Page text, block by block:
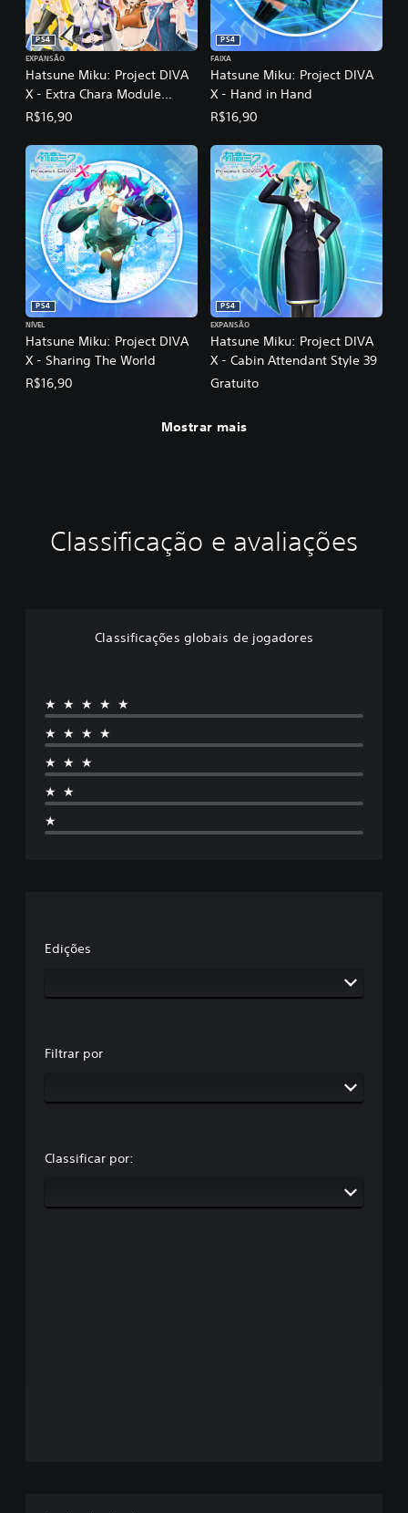
Hatsune Miku: Project DIVA
X - Extra Chara Module
Super Pack
PS4
EXPANSÃO
R$16,90
Hatsune Miku: Project DIVA
X - Hand in Hand
PS4
FAIXA
R$16,90
Hatsune Miku: Project DIVA
X - Sharing The World
PS4
NÍVEL
R$16,90
Hatsune Miku: Project DIVA
X - Cabin Attendant Style 39
PS4
EXPANSÃO
Gratuito
Mostrar mais
Classificação e avaliações
Classificações globais de jogadores
★★★★★
★★★★
★★★
★★
★
Edições
Filtrar por
Classificar por: